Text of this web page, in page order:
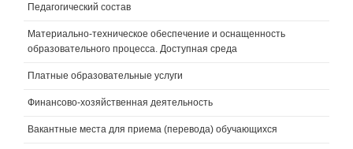
Педагогический состав
Материально-техническое обеспечение и оснащенность
образовательного процесса. Доступная среда
Платные образовательные услуги
Финансово-хозяйственная деятельность
Вакантные места для приема (перевода) обучающихся